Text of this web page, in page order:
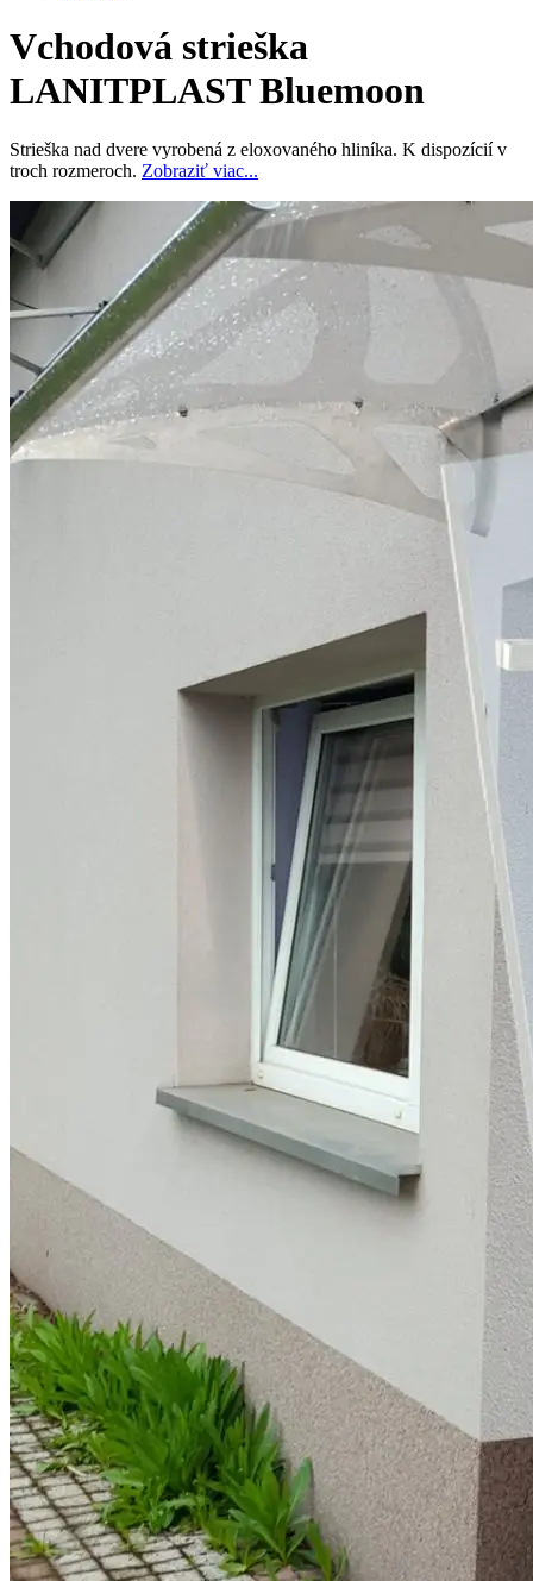
Vchodová strieška
LANITPLAST Bluemoon
Strieška nad dvere vyrobená z eloxovaného hliníka. K dispozícií v
troch rozmeroch. Zobraziť viac...